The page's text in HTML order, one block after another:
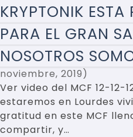
KRYPTONIK ESTA
PARA EL GRAN
NOSOTROS
noviembre, 2019
Ver video del MCF 12-12-
estaremos en Lourdes
gratitud en este MCF
compartir, y…